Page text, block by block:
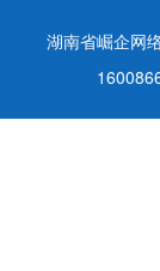
湖南省崛企网